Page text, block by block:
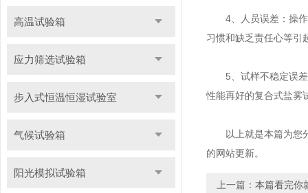
高温试验箱
应力筛选试验箱
步入式恒温恒湿试验室
气候试验箱
阳光模拟试验箱
4、人员误差：操作
习惯和缺乏责任心等引
5、试样不稳定误差
性能再好的复合式盐雾
以上就是本篇为您分
的网站更新。
上一篇： 本篇看完你